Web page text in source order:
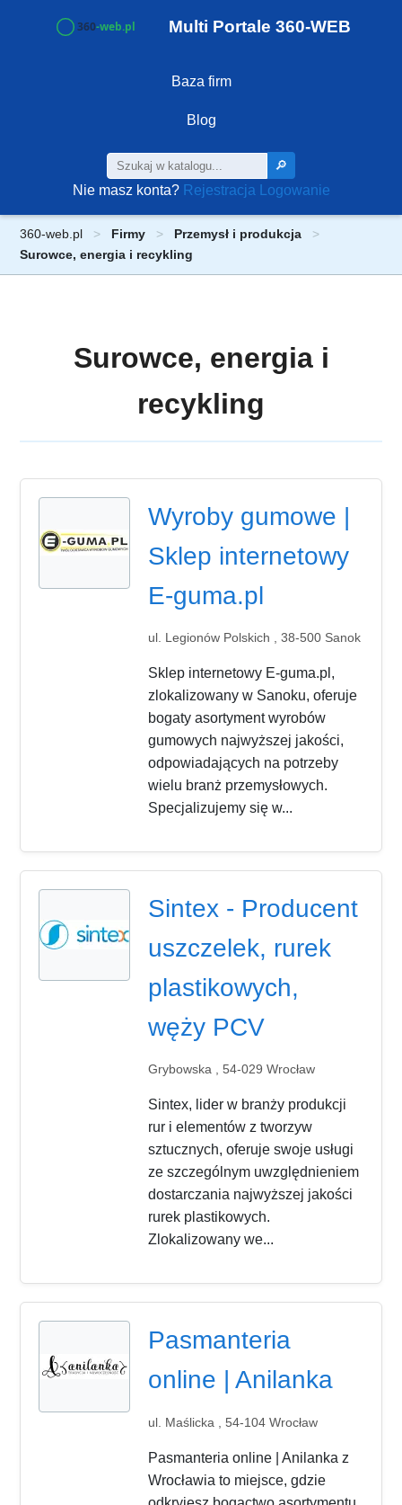
Multi Portale 360-WEB
Baza firm
Blog
🔎
Nie masz konta? Rejestracja Logowanie
360-web.pl Firmy
Przemysł i produkcja
Surowce, energia i recykling
Surowce, energia i
recykling
Wyroby gumowe |
Sklep internetowy
E-guma.pl
ul. Legionów Polskich , 38-500 Sanok
Sklep internetowy E-guma.pl,
zlokalizowany w Sanoku, oferuje
bogaty asortyment wyrobów
gumowych najwyższej jakości,
odpowiadających na potrzeby
wielu branż przemysłowych.
Specjalizujemy się w...
Sintex - Producent
uszczelek, rurek
plastikowych,
węży PCV
Grybowska , 54-029 Wrocław
Sintex, lider w branży produkcji
rur i elementów z tworzyw
sztucznych, oferuje swoje usługi
ze szczególnym uwzględnieniem
dostarczania najwyższej jakości
rurek plastikowych.
Zlokalizowany we...
Pasmanteria
online | Anilanka
ul. Maślicka , 54-104 Wrocław
Pasmanteria online | Anilanka z
Wrocławia to miejsce, gdzie